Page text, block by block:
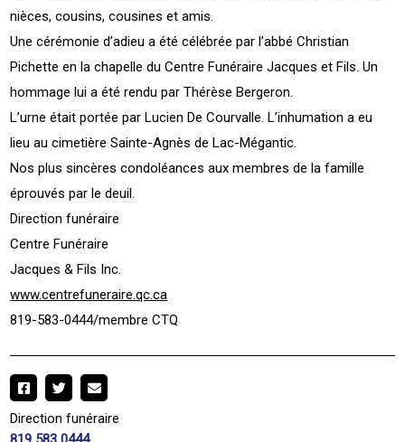
nièces, cousins, cousines et amis.
Une cérémonie d’adieu a été célébrée par l’abbé Christian
Pichette en la chapelle du Centre Funéraire Jacques et Fils. Un
hommage lui a été rendu par Thérèse Bergeron.
L’urne était portée par Lucien De Courvalle. L’inhumation a eu
lieu au cimetière Sainte-Agnès de Lac-Mégantic.
Nos plus sincères condoléances aux membres de la famille
éprouvés par le deuil.
Direction funéraire
Centre Funéraire
Jacques & Fils Inc.
www.centrefuneraire.qc.ca
819-583-0444/membre CTQ
Direction funéraire